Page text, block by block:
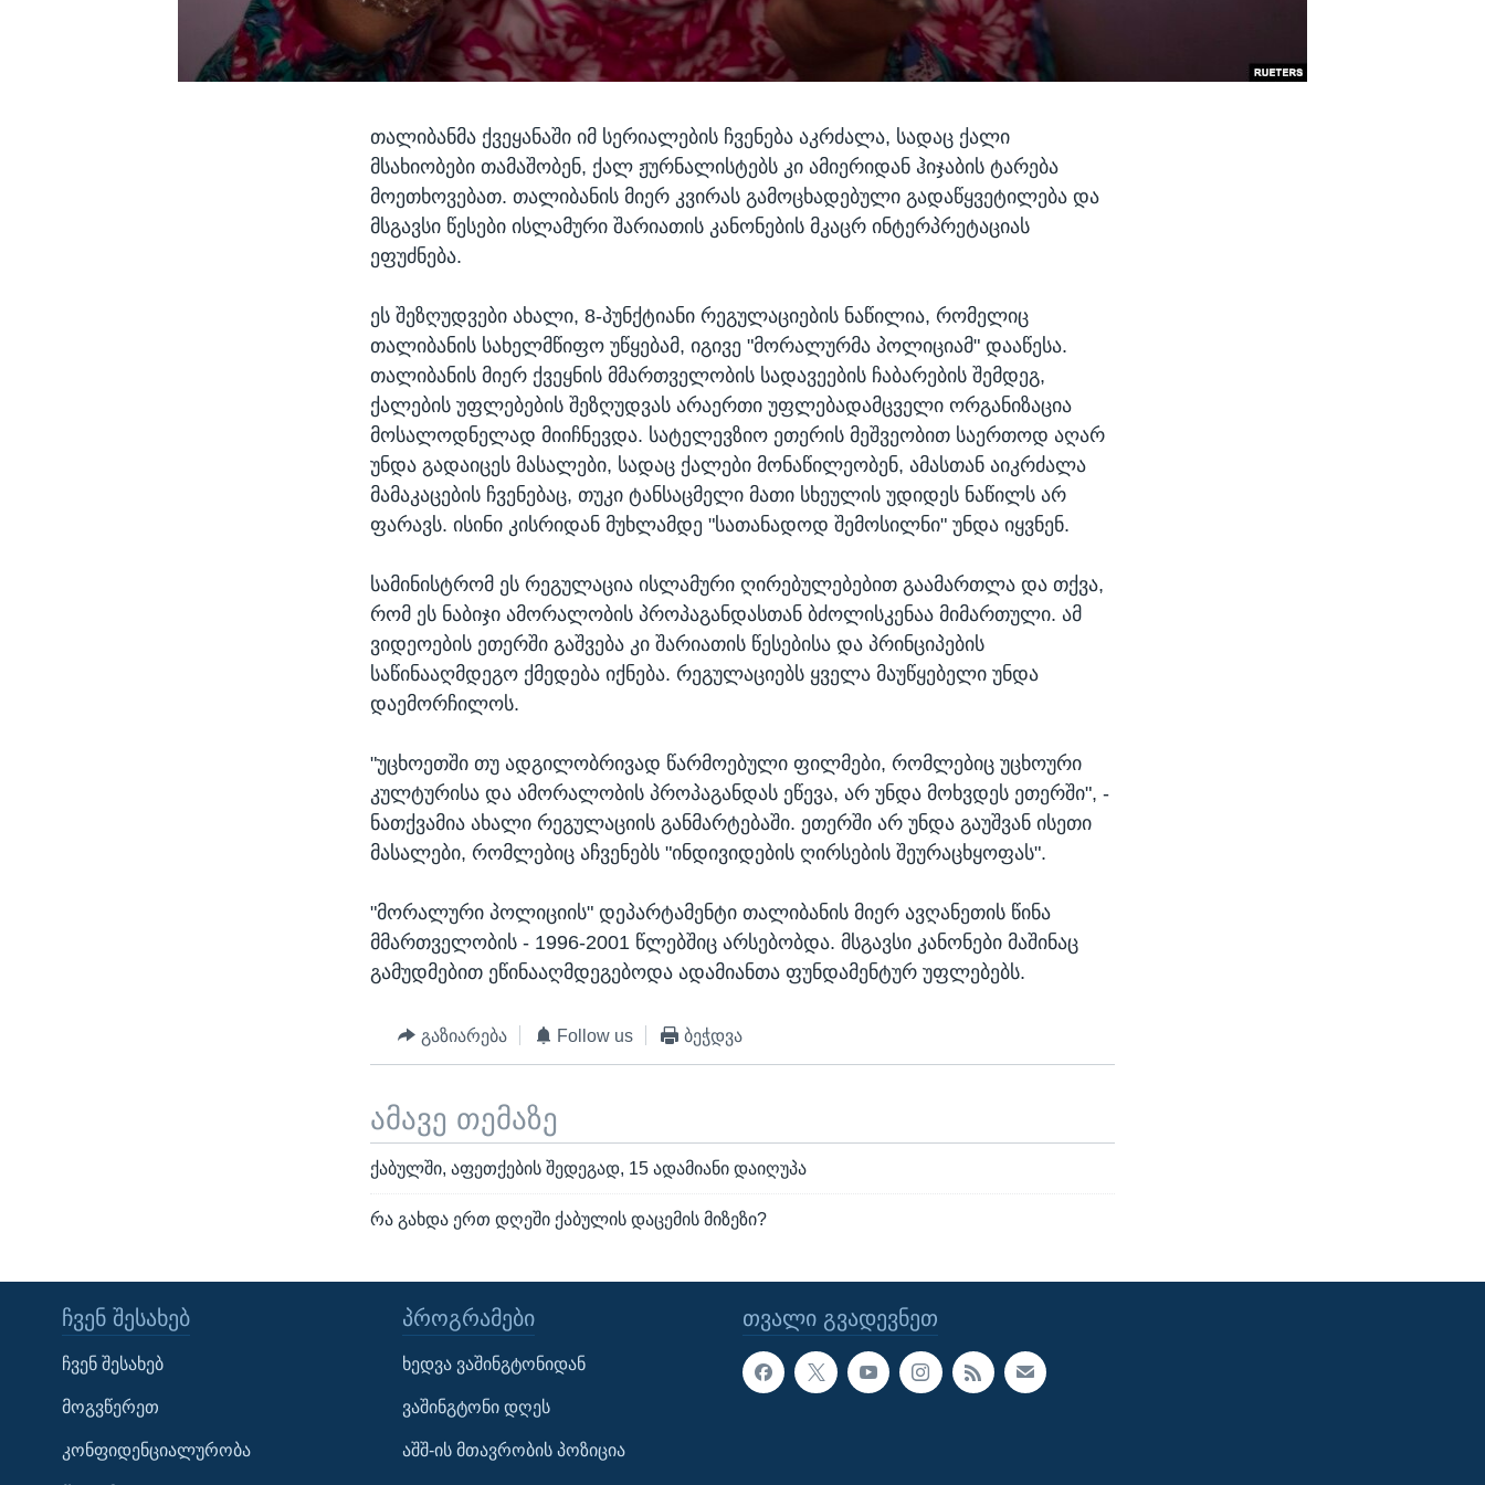
Learning English
ᲗᲕᲐᲚᲘ ᲒᲕᲐᲓᲔᲕᲜᲔᲗ
თალიბანმა ქვეყანაში იმ სერიალების ჩვენება აკრძალა, სადაც ქალი
მსახიობები თამაშობენ, ქალ ჟურნალისტებს კი ამიერიდან ჰიჯაბის ტარება
მოეთხოვებათ. თალიბანის მიერ კვირას გამოცხადებული გადაწყვეტილება და
მსგავსი წესები ისლამური შარიათის კანონების მკაცრ ინტერპრეტაციას
ეფუძნება.
ეს შეზღუდვები ახალი, 8-პუნქტიანი რეგულაციების ნაწილია, რომელიც
თალიბანის სახელმწიფო უწყებამ, იგივე "მორალურმა პოლიციამ" დააწესა.
თალიბანის მიერ ქვეყნის მმართველობის სადავეების ჩაბარების შემდეგ,
ქალების უფლებების შეზღუდვას არაერთი უფლებადამცველი ორგანიზაცია
მოსალოდნელად მიიჩნევდა. სატელევზიო ეთერის მეშვეობით საერთოდ აღარ
უნდა გადაიცეს მასალები, სადაც ქალები მონაწილეობენ, ამასთან აიკრძალა
მამაკაცების ჩვენებაც, თუკი ტანსაცმელი მათი სხეულის უდიდეს ნაწილს არ
ფარავს. ისინი კისრიდან მუხლამდე "სათანადოდ შემოსილნი" უნდა იყვნენ.
სამინისტრომ ეს რეგულაცია ისლამური ღირებულებებით გაამართლა და თქვა,
რომ ეს ნაბიჯი ამორალობის პროპაგანდასთან ბძოლისკენაა მიმართული. ამ
ვიდეოების ეთერში გაშვება კი შარიათის წესებისა და პრინციპების
საწინააღმდეგო ქმედება იქნება. რეგულაციებს ყველა მაუწყებელი უნდა
დაემორჩილოს.
"უცხოეთში თუ ადგილობრივად წარმოებული ფილმები, რომლებიც უცხოური
კულტურისა და ამორალობის პროპაგანდას ეწევა, არ უნდა მოხვდეს ეთერში", -
ნათქვამია ახალი რეგულაციის განმარტებაში. ეთერში არ უნდა გაუშვან ისეთი
მასალები, რომლებიც აჩვენებს "ინდივიდების ღირსების შეურაცხყოფას".
"მორალური პოლიციის" დეპარტამენტი თალიბანის მიერ ავღანეთის წინა
მმართველობის - 1996-2001 წლებშიც არსებობდა. მსგავსი კანონები მაშინაც
გამუდმებით ეწინააღმდეგებოდა ადამიანთა ფუნდამენტურ უფლებებს.
გაზიარება Follow us ბეჭდვა
ამავე თემაზე
ქაბულში, აფეთქების შედეგად, 15 ადამიანი დაიღუპა
რა გახდა ერთ დღეში ქაბულის დაცემის მიზეზი?
ᲗᲕᲐᲚᲘ ᲒᲕᲐᲓᲔᲕᲜᲔᲗ
ᲩᲕᲔᲜ ᲨᲔᲡᲐᲮᲔᲑ
ჩვენ შესახებ
მოგვწერეთ
კონფიდენციალურობა
ᲞᲠᲝᲒᲠᲐᲛᲔᲑᲘ
ხედვა ვაშინგტონიდან
ვაშინგტონი დღეს
აშშ-ის მთავრობის პოზიცია